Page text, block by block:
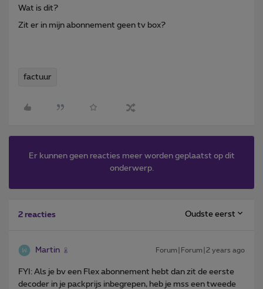
Wat is dit?
Zit er in mijn abonnement geen tv box?
factuur
Er kunnen geen reacties meer worden geplaatst op dit
onderwerp.
2 reacties Oudste eerst
Martin Forum|Forum|2 years ago
FYI: Als je bv een Flex abonnement hebt dan zit de eerste
decoder in je packprijs inbegrepen, heb je mss een tweede